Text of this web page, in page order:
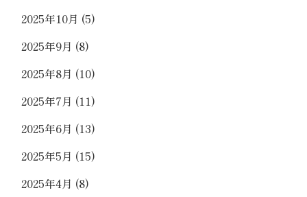
2025年10月 (5)
2025年9月 (8)
2025年8月 (10)
2025年7月 (11)
2025年6月 (13)
2025年5月 (15)
2025年4月 (8)